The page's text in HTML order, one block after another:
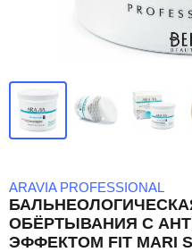
ARAVIA PROFESSIONAL
ОБЁРТЫВАНИЯ С
ЭФФЕКТОМ FIT MARI